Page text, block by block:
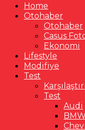
Home
Otohaber
Otohaber
Casus
Ekonomi
Lifestyle
Modifiye
Test
Test
Audi
BMW